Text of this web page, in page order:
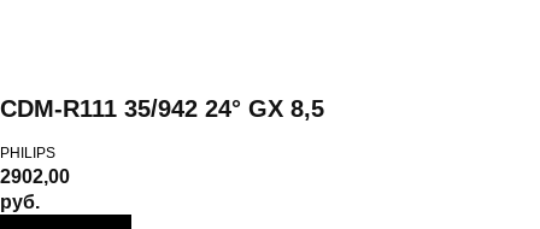
CDM-R111 35/942 24° GX 8,5
PHILIPS
2902,00
руб.